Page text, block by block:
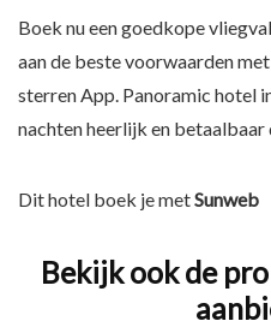
Boek nu een goedkope
aan de beste voorwaarden
sterren App. Panoramic hotel
nachten heerlijk en betaalbaar
Dit hotel boek je metSunweb
Bekijk ook de